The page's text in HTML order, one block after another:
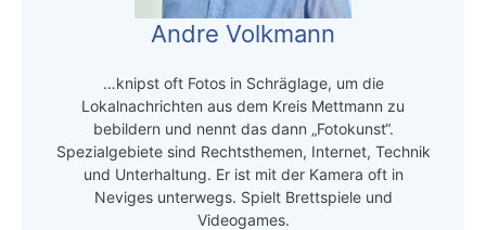
Andre Volkmann
…knipst oft Fotos in Schräglage, um die
Lokalnachrichten aus dem Kreis Mettmann zu
bebildern und nennt das dann „Fotokunst“.
Spezialgebiete sind Rechtsthemen, Internet, Technik
und Unterhaltung. Er ist mit der Kamera oft in
Neviges unterwegs. Spielt Brettspiele und
Videogames.